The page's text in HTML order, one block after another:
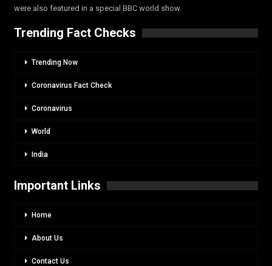
were also featured in a special BBC world show.
Trending Fact Checks
Trending Now
Coronavirus Fact Check
Coronavirus
World
India
Important Links
Home
About Us
Contact Us